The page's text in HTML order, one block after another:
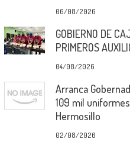
06/08/2026
GOBIERNO DE
PRIMEROS
04/08/2026
Arranca
109 mil
Hermosillo
02/08/2026